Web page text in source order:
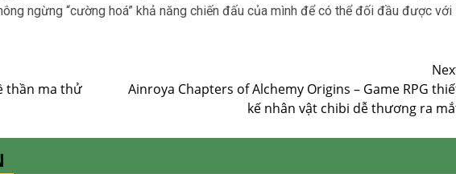
ngừng “cường hoá” khả năng chiến đấu của mình để có thể đối đầu được với
thần ma thử
Ainroya Chapters of Alchemy Origins – Game RPG
kế nhân vật chibi dễ thương ra